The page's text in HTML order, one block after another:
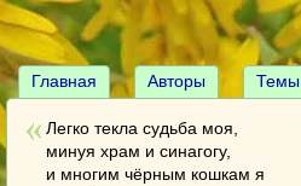
Главная Авторы Темы
Легко текла судьба моя,
минуя храм и синагогу,
и многим чёрным кошкам я